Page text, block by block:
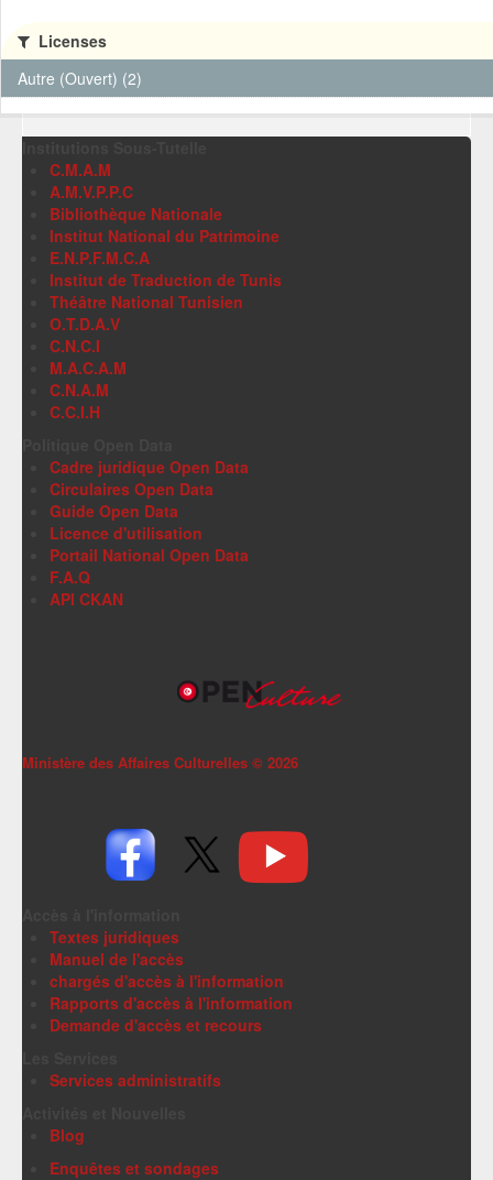
Licenses
Autre (Ouvert) (2)
C.M.A.M
A.M.V.P.P.C
Bibliothèque Nationale
Institut National du Patrimoine
E.N.P.F.M.C.A
Institut de Traduction de Tunis
Théâtre National Tunisien
O.T.D.A.V
C.N.C.I
M.A.C.A.M
C.N.A.M
C.C.I.H
Cadre juridique Open Data
Circulaires Open Data
Guide Open Data
Licence d'utilisation
Portail National Open Data
F.A.Q
API CKAN
Ministère des Affaires Culturelles © 2026
Textes juridiques
Manuel de l'accès
chargés d'accès à l'information
Rapports d'accès à l'information
Demande d'accès et recours
Services administratifs
Blog
Enquêtes et sondages